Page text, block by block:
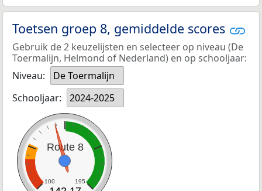
Toetsen groep 8, gemiddelde scores
Gebruik de 2 keuzelijsten en selecteer op niveau (De
Toermalijn, Helmond of Nederland) en op schooljaar:
Niveau:
De Toermalijn
Schooljaar:
2024-2025
Route 8
100 195